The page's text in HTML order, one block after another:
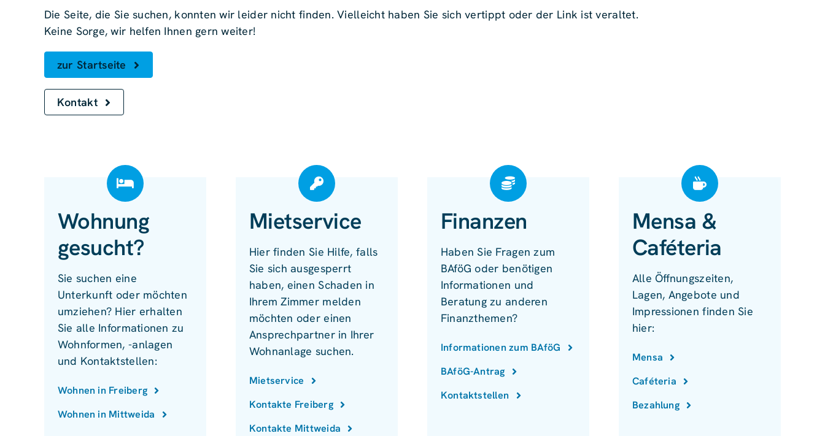
Die Seite, die Sie suchen, konnten wir leider nicht finden. Vielleicht haben Sie sich vertippt oder der Link ist veraltet.
Keine Sorge, wir helfen Ihnen gern weiter!
zur Startseite
Kontakt
Wohnung
gesucht?
Sie suchen eine
Unterkunft oder möchten
umziehen? Hier erhalten
Sie alle Informationen zu
Wohnformen, -anlagen
und Kontaktstellen:
Wohnen in Freiberg
Wohnen in Mittweida
Mietservice
Hier finden Sie Hilfe, falls
Sie sich ausgesperrt
haben, einen Schaden in
Ihrem Zimmer melden
möchten oder einen
Ansprechpartner in Ihrer
Wohnanlage suchen.
Mietservice
Kontakte Freiberg
Kontakte Mittweida
Finanzen
Haben Sie Fragen zum
BAföG oder benötigen
Informationen und
Beratung zu anderen
Finanzthemen?
Informationen zum BAföG
BAföG-Antrag
Kontaktstellen
Mensa &
Caféteria
Alle Öffnungszeiten,
Lagen, Angebote und
Impressionen finden Sie
hier:
Mensa
Caféteria
Bezahlung